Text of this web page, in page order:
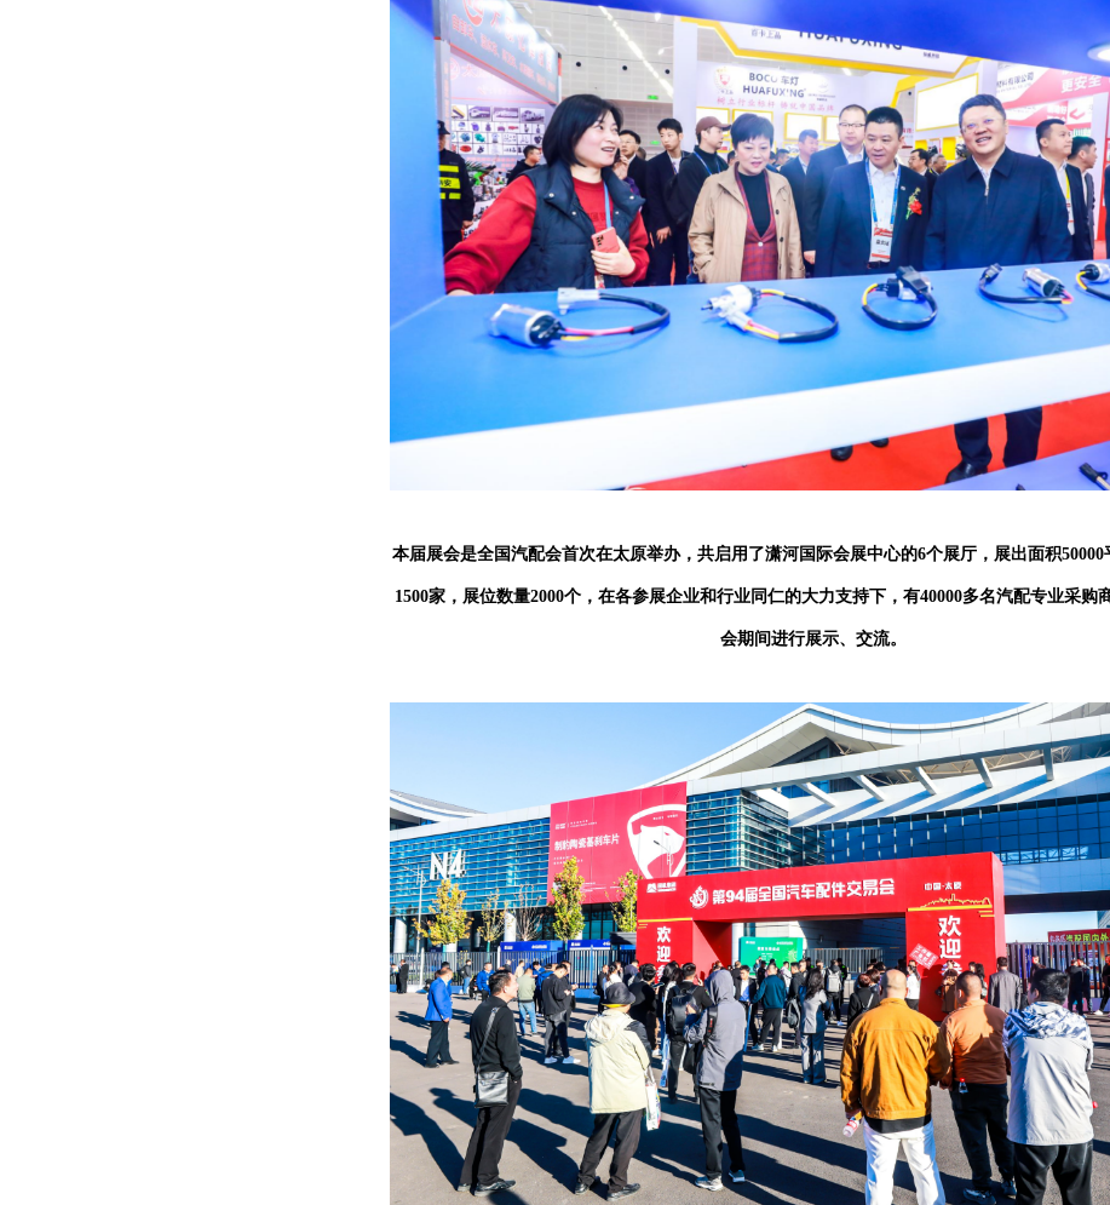
本届展会是全国汽配会首次在太原举办，共启用了潇河国际会展中心的6个展厅，展出面积50000
1500家，展位数量2000个，在各参展企业和行业同仁的大力支持下，有40000多名汽配专业采购
会期间进行展示、交流。